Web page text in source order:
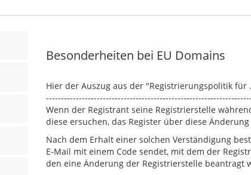
Besonderheiten bei EU Domains
Hier der Auszug aus der "Registrierungspolitik für
---------------------------------------------------------------------
Wenn der Registrant seine Registrierstelle
diese ersuchen, das Register über diese
Nach dem Erhalt einer solchen Verständigung
E-Mail mit einem Code sendet, mit dem der
den eine Änderung der Registrierstelle beantragt